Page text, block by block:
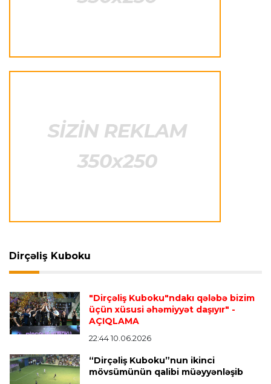
15:47 08.08.2026
“Qalib olmasalar belə, burada iştirak etmək özü
böyük qələbədir”
“106 nəfərin müraciəti bizim üçün çox yaxşı
“Əsas məqsədimiz 2028-ci ildə Los-Ancelesdə
keçiriləcək Olimpiadaya lisenziya qazanmaqdır”
“Əsas hədəfim Avropa və dünya yarışlarında
medal qazanmaq, Olimpiadada iştirak
Dirçəliş Kuboku
"Dirçəliş Kuboku"ndakı qələbə bizim
üçün xüsusi əhəmiyyət daşıyır" -
AÇIQLAMA
22:44 10.06.2026
“Dirçəliş Kuboku”nun ikinci
mövsümünün qalibi müəyyənləşib